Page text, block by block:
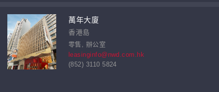
萬年大廈
香港島
零售, 辦公室
leasinginfo@nwd.com.hk
(852) 3110 5824